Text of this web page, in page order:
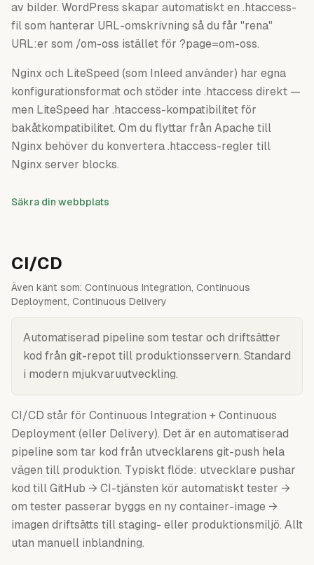
av bilder. WordPress skapar automatiskt en .htaccess-
fil som hanterar URL-omskrivning så du får "rena"
URL:er som /om-oss istället för ?page=om-oss.
Nginx och LiteSpeed (som Inleed använder) har egna
konfigurationsformat och stöder inte .htaccess direkt —
men LiteSpeed har .htaccess-kompatibilitet för
bakåtkompatibilitet. Om du flyttar från Apache till
Nginx behöver du konvertera .htaccess-regler till
Nginx server blocks.
Säkra din webbplats
CI/CD
Även känt som: Continuous Integration, Continuous
Deployment, Continuous Delivery
Automatiserad pipeline som testar och driftsätter
kod från git-repot till produktionsservern. Standard
i modern mjukvaruutveckling.
CI/CD står för Continuous Integration + Continuous
Deployment (eller Delivery). Det är en automatiserad
pipeline som tar kod från utvecklarens git-push hela
vägen till produktion. Typiskt flöde: utvecklare pushar
kod till GitHub → CI-tjänsten kör automatiskt tester →
om tester passerar byggs en ny container-image →
imagen driftsätts till staging- eller produktionsmiljö. Allt
utan manuell inblandning.